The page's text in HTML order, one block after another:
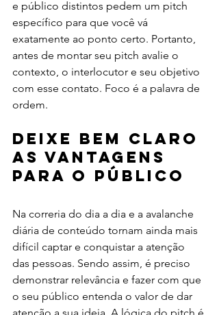
e público distintos pedem um pitch
específico para que você vá
exatamente ao ponto certo. Portanto,
antes de montar seu pitch avalie o
contexto, o interlocutor e seu objetivo
com esse contato. Foco é a palavra de
ordem.
Deixe bem claro
as vantagens
para o público
Na correria do dia a dia e a avalanche
diária de conteúdo tornam ainda mais
difícil captar e conquistar a atenção
das pessoas. Sendo assim, é preciso
demonstrar relevância e fazer com que
o seu público entenda o valor de dar